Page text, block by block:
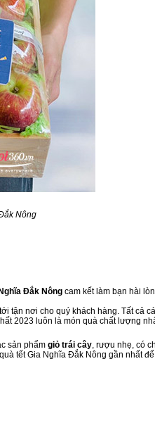
Nông
Đắk Nông cam kết làm bạn hài
tận nơi cho quý khách hàng. Tất cả
2023 luôn là món quà chất lượng
sản phẩm giỏ trái cây, rượu nhẹ, có
tết Gia Nghĩa Đắk Nông gần nhất